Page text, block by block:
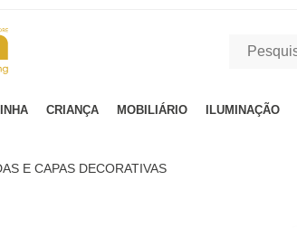
CRIANÇA MOBILIÁRIO ILUMINAÇÃO
E CAPAS DECORATIVAS